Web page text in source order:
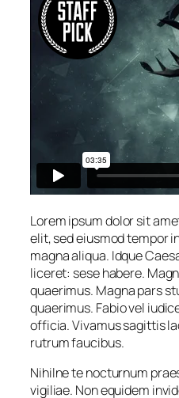
Lorem ipsum dolor sit
elit, sed eiusmod tempor
magna aliqua. Idque
liceret: sese habere.
quaerimus. Magna pars
quaerimus. Fabio vel
officia. Vivamus sagittis
rutrum faucibus.
Nihilne te nocturnum
vigiliae. Non equidem